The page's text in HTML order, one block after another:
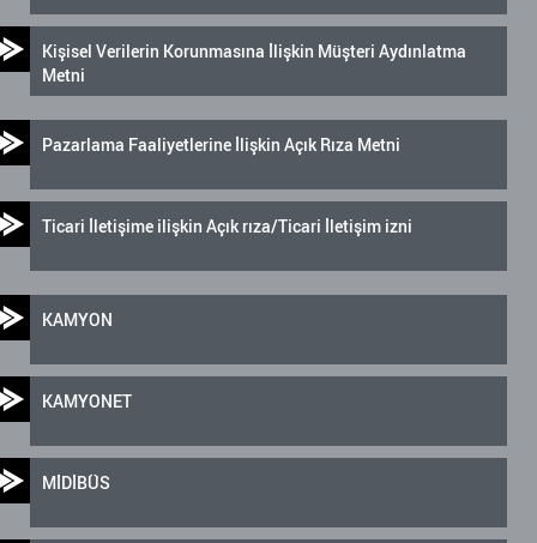
Kişisel Verilerin Korunmasına İlişkin Müşteri Aydınlatma
Metni
Pazarlama Faaliyetlerine İlişkin Açık Rıza Metni
Ticari İletişime ilişkin Açık rıza/Ticari İletişim izni
KAMYON
KAMYONET
MİDİBÜS